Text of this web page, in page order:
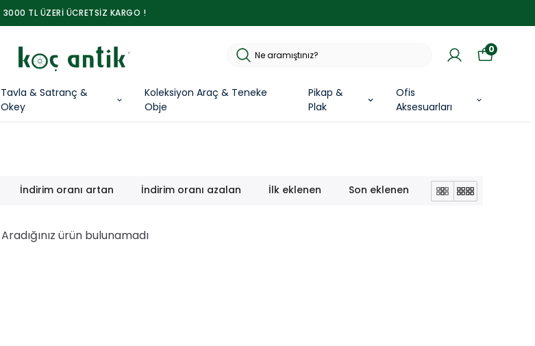
3000 TL ÜZERİ ÜCRETSİZ KARGO !
Tavla & Satranç &
Okey
Koleksiyon Araç & Teneke
Obje
Pikap &
Plak
Ofis
Aksesuarları
0
İndirim oranı artan İndirim oranı azalan İlk eklenen Son eklenen
Aradığınız ürün bulunamadı